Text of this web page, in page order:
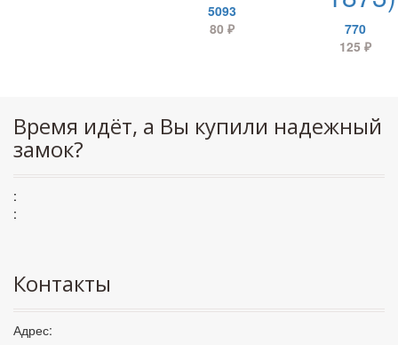
5093
80₽
770
125 ₽
Время идёт, а Вы купили надежный
замок?
:
:
Контакты
Адрес: